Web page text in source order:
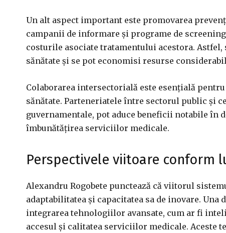
Un alt aspect important este promovarea
campanii de informare și programe de
costurile asociate tratamentului acestora.
sănătate și se pot economisi resurse
Colaborarea intersectorială este esențială
sănătate. Parteneriatele între sectorul public și
guvernamentale, pot aduce beneficii notabile
îmbunătățirea serviciilor medicale.
Perspectivele viitoare conform
Alexandru Rogobete punctează că viitorul
adaptabilitatea și capacitatea sa de inovare.
integrarea tehnologiilor avansate, cum ar fi
accesul și calitatea serviciilor medicale.